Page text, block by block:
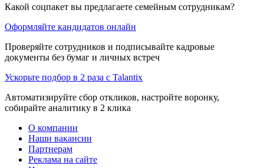
Какой соцпакет вы предлагаете семейным сотрудникам?
Оформляйте кандидатов онлайн
Проверяйте сотрудников и подписывайте кадровые
документы без бумаг и личных встреч
Ускорьте подбор в 2 раза с Talantix
Автоматизируйте сбор откликов, настройте воронку,
собирайте аналитику в 2 клика
О компании
Наши вакансии
Партнерам
Реклама на сайте